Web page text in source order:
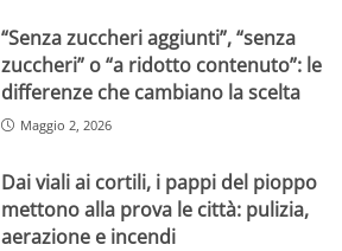
“Senza zuccheri aggiunti”, “senza
zuccheri” o “a ridotto contenuto”: le
differenze che cambiano la scelta
Maggio 2, 2026
Dai viali ai cortili, i pappi del pioppo
mettono alla prova le città: pulizia,
aerazione e incendi